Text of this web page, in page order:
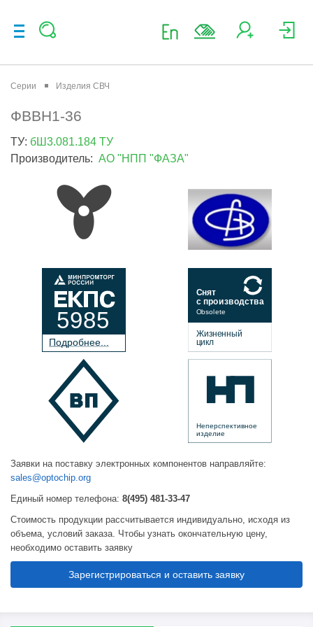
Серии Изделия СВЧ
ФВВН1-36
ТУ: бШ3.081.184 ТУ
Производитель: АО "НПП "ФАЗА"
Подробнее...
5985
Жизненный
цикл
Obsolete
Снят
с производства
Неперспективное
изделие
Заявки на поставку электронных компонентов направляйте:
sales@optochip.org
Единый номер телефона: 8(495) 481-33-47
Стоимость продукции рассчитывается индивидуально, исходя из
объема, условий заказа. Чтобы узнать окончательную цену,
необходимо оставить заявку
Зарегистрироваться и оставить заявку